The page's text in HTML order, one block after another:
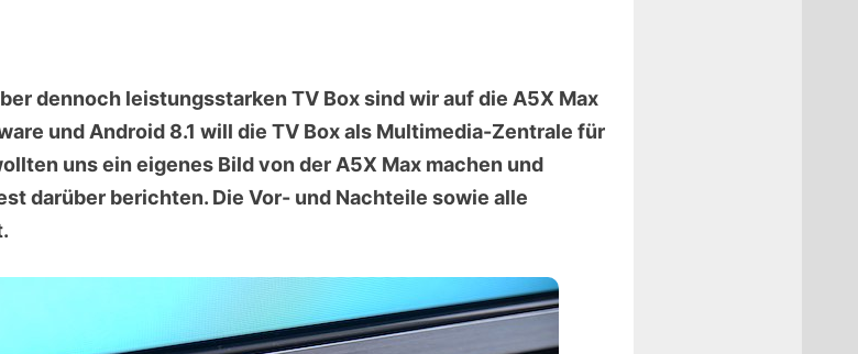
dennoch leistungsstarken TV Box sind wir auf die A5X Max
und Android 8.1 will die TV Box als Multimedia-Zentrale für
uns ein eigenes Bild von der A5X Max machen und
darüber berichten. Die Vor- und Nachteile sowie alle